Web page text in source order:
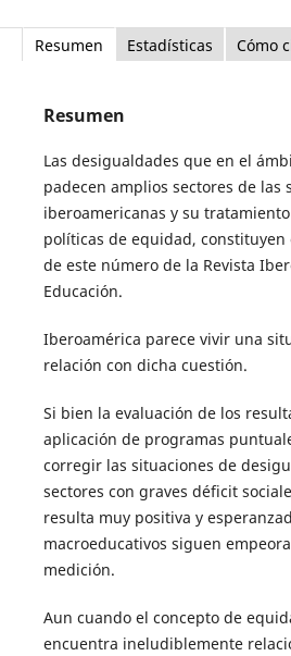
Resumen Estadísticas Cómo
Resumen
Las desigualdades que en el
padecen amplios sectores de las
iberoamericanas y su
políticas de equidad,
de este número de la Revista
Educación.
Iberoamérica parece vivir una
relación con dicha cuestión.
Si bien la evaluación de los
aplicación de programas
corregir las situaciones de
sectores con graves déficit
resulta muy positiva y
macroeducativos siguen
medición.
Aun cuando el concepto de
encuentra ineludiblemente